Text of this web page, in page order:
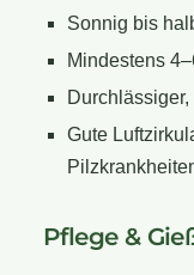
Sonnig bis
Mindestens
Gute
Pflege &